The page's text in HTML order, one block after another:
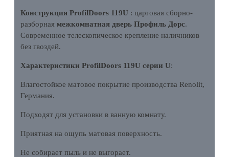
Конструкция ProfilDoors 119U : царговая сборно-
разборная межкомнатная дверь Профиль Дорс.
Современное телескопическое крепление наличников
без гвоздей.
Характеристики ProfilDoors 119U серии U:
Влагостойкое матовое покрытие производства Renolit,
Германия.
Подходят для установки в ванную комнату.
Приятная на ощупь матовая поверхность.
Не собирает пыль и не выгорает.